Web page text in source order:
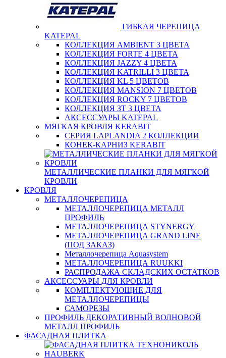
ГИБКАЯ ЧЕРЕПИЦА
KATEPAL
КОЛЛЕКЦИЯ AMBIENT 3 ЦВЕТА
КОЛЛЕКЦИЯ FORTE 4 ЦВЕТА
КОЛЛЕКЦИЯ JAZZY 4 ЦВЕТА
КОЛЛЕКЦИЯ KATRILLI 3 ЦВЕТА
КОЛЛЕКЦИЯ KL 5 ЦВЕТОВ
КОЛЛЕКЦИЯ MANSION 7 ЦВЕТОВ
КОЛЛЕКЦИЯ ROCKY 7 ЦВЕТОВ
КОЛЛЕКЦИЯ ЗТ 3 ЦВЕТА
АКСЕССУАРЫ KATEPAL
МЯГКАЯ КРОВЛЯ KERABIT
СЕРИЯ LAPLANDIA 2 КОЛЛЕКЦИИ
КОНЕК-КАРНИЗ KERABIT
МЕТАЛЛИЧЕСКИЕ ПЛАНКИ ДЛЯ МЯГКОЙ
КРОВЛИ
КРОВЛЯ
МЕТАЛЛОЧЕРЕПИЦА
МЕТАЛЛОЧЕРЕПИЦА МЕТАЛЛ
ПРОФИЛЬ
МЕТАЛЛОЧЕРЕПИЦА STYNERGY
МЕТАЛЛОЧЕРЕПИЦА GRAND LINE
(ПОД ЗАКАЗ)
Металлочерепица Aquasystem
МЕТАЛЛОЧЕРЕПИЦА RUUKKI
РАСПРОДАЖА СКЛАДСКИХ ОСТАТКОВ
АКСЕССУАРЫ ДЛЯ КРОВЛИ
КОМПЛЕКТУЮЩИЕ ДЛЯ
МЕТАЛЛОЧЕРЕПИЦЫ
САМОРЕЗЫ
ПРОФИЛЬ ДЕКОРАТИВНЫЙ ВОЛНОВОЙ
МЕТАЛЛ ПРОФИЛЬ
ФАСАДНАЯ ПЛИТКА